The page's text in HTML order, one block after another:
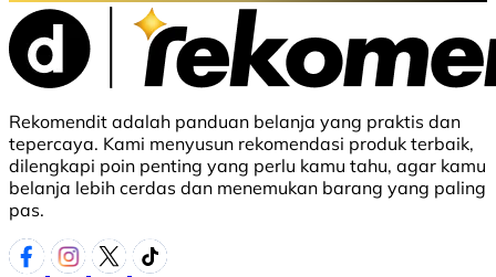
Rekomendit adalah panduan belanja yang praktis dan
tepercaya. Kami menyusun rekomendasi produk terbaik,
dilengkapi poin penting yang perlu kamu tahu, agar kamu
belanja lebih cerdas dan menemukan barang yang paling
pas.